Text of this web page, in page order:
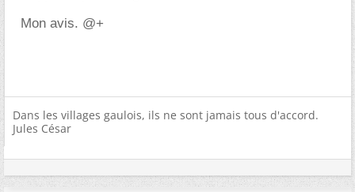
Mon avis. @+
Dans les villages gaulois, ils ne sont jamais tous d'accord.
Jules César